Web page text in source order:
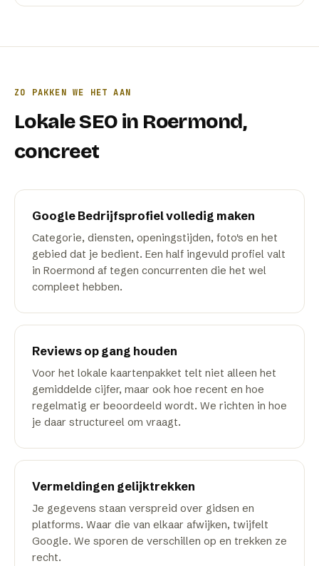
ZO PAKKEN WE HET AAN
Lokale SEO in Roermond,
concreet
Google Bedrijfsprofiel volledig maken
Categorie, diensten, openingstijden, foto's en het
gebied dat je bedient. Een half ingevuld profiel valt
in Roermond af tegen concurrenten die het wel
compleet hebben.
Reviews op gang houden
Voor het lokale kaartenpakket telt niet alleen het
gemiddelde cijfer, maar ook hoe recent en hoe
regelmatig er beoordeeld wordt. We richten in hoe
je daar structureel om vraagt.
Vermeldingen gelijktrekken
Je gegevens staan verspreid over gidsen en
platforms. Waar die van elkaar afwijken, twijfelt
Google. We sporen de verschillen op en trekken ze
recht.